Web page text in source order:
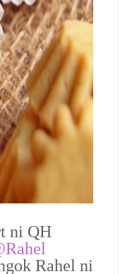
ni QH
Rahel ni